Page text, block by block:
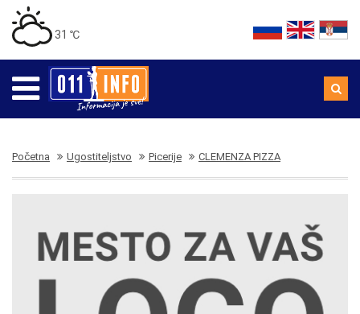
31 ℃
Početna Ugostiteljstvo Picerije CLEMENZA PIZZA